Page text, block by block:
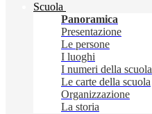
Scuola
Panoramica
Presentazione
Le persone
I luoghi
I numeri della scuola
Le carte della scuola
Organizzazione
La storia